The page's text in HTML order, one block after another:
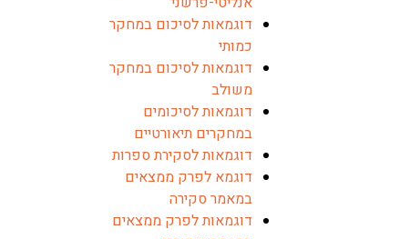
דוגמאות לסיכום במחקר
כמותי
דוגמאות לסיכום במחקר
משולב
דוגמאות לסיכומים
במחקרים תיאורטיים
דוגמאות לסקירת ספרות
דוגמא לפרק ממצאים
במאמר סקירה
דוגמאות לפרק ממצאים